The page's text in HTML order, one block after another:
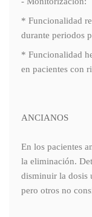
* Funcionalidad
durante periodos
* Funcionalidad
en pacientes con
ANCIANOS
En los pacientes
la eliminación.
disminuir la dosis
pero otros no